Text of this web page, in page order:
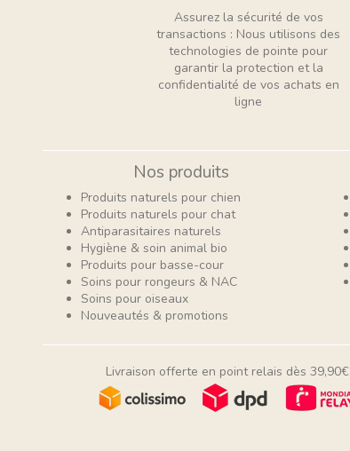
Assurez la sécurité de vos
transactions : Nous utilisons des
technologies de pointe pour
garantir la protection et la
confidentialité de vos achats en
ligne
Nos produits
Produits naturels pour chien
Produits naturels pour chat
Antiparasitaires naturels
Hygiène & soin animal bio
Produits pour basse-cour
Soins pour rongeurs & NAC
Soins pour oiseaux
Nouveautés & promotions
Livraison offerte en point relais dès 39,90€